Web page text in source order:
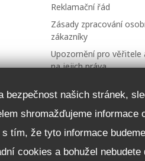
Reklamační řád
Zásady zpracování
zákazníky
Upozornění pro věřitele
na jejich práva
NEZÁVAZNĚ
bezpečnost našich stránek,
shromažďujeme informace
tím, že tyto informace
cookies a bohužel nebudete